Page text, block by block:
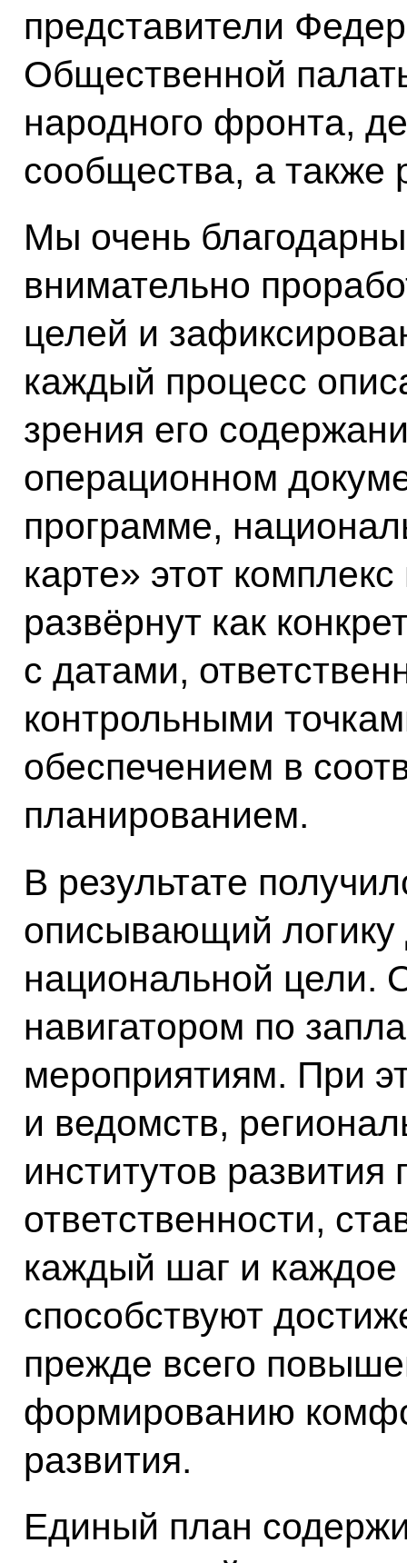
представители
Общественной
народного фронта,
сообщества, а также
Мы очень
внимательно
целей и
каждый процесс
зрения его
операционном
программе,
карте» этот
развёрнут как
с датами,
контрольными
обеспечением в
планированием.
В результате
описывающий
национальной цели.
навигатором по
мероприятиям. При
и ведомств,
институтов
ответственности,
каждый шаг и
способствуют
прежде всего
формированию
развития.
Единый план